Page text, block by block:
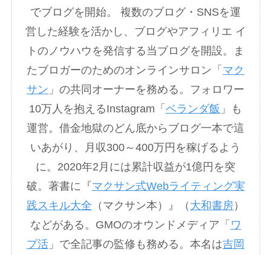
でブログを開始。 複数のブログ・SNSを運
営した経験を活かし、ブログやアフィリエ イ
トのノウハウを発信する当ブログを開設。ま
たブロガーのためのオンラインサロン「 マク
サン 」の共同オーナーを務める。フォロワー
10万人を抱えるInstagram「 ベランダ飯 」も
運営。借金地獄のどん底からブログ一本で這
いあがり、月収300～400万円を稼げるよう
に。2020年2月には累計収益が1億円を突
破。著書に『マクサン式Webライティング実
践スキル大全 （マクサン本）』（ 大和書房）
などがある。GMOのオウンドメディア「 ワ
プ活 」で全記事の監修も務める。本名は吉岡